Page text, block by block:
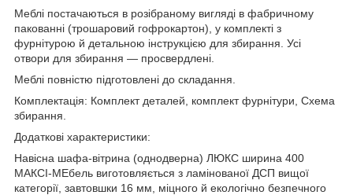
Меблі постачаються в розібраному вигляді в фабричному
пакованні (трошаровий гофрокартон), у комплекті з
фурнітурою й детальною інструкцією для збирання. Усі
отвори для збирання — просвердлені.
Меблі повністю підготовлені до складання.
Комплектація: Комплект деталей, комплект фурнітури, Схема
збирання.
Додаткові характеристики:
Навісна шафа-вітрина (однодверна) ЛЮКС ширина 400
МАКСІ-МЕбель виготовляється з ламінованої ДСП вищої
категорії, завтовшки 16 мм, міцного й екологічно безпечного